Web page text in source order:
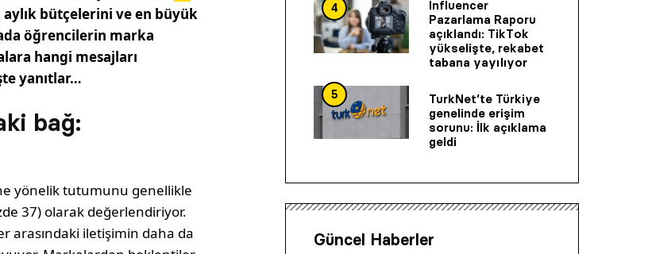
bütçelerini ve en büyük
öğrencilerin marka
hangi mesajları
yanıtlar…
bağ:
yönelik tutumunu genellikle
37) olarak değerlendiriyor.
arasındaki iletişimin daha da
4
Influencer
Pazarlama Raporu
açıklandı: TikTok
yükselişte, rekabet
tabana yayılıyor
5
TurkNet’te Türkiye
genelinde erişim
sorunu: İlk açıklama
geldi
Güncel Haberler